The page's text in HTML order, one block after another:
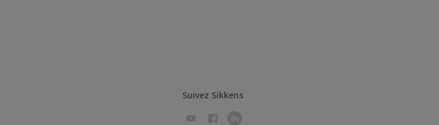
Suivez Sikkens